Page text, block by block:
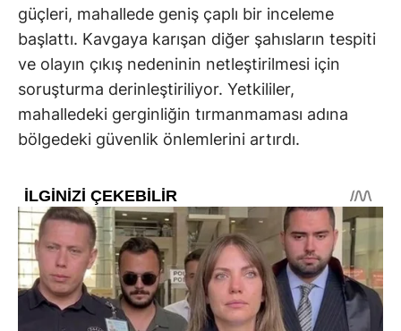
güçleri, mahallede geniş çaplı bir inceleme
başlattı. Kavgaya karışan diğer şahısların tespiti
ve olayın çıkış nedeninin netleştirilmesi için
soruşturma derinleştiriliyor. Yetkililer,
mahalledeki gerginliğin tırmanmaması adına
bölgedeki güvenlik önlemlerini artırdı.